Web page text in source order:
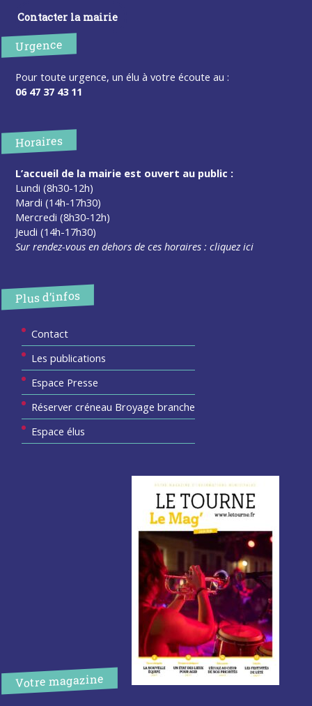
Contacter la mairie
Urgence
Pour toute urgence, un élu à votre écoute au :
06 47 37 43 11
Horaires
L’accueil de la mairie est ouvert au public :
Lundi (8h30-12h)
Mardi (14h-17h30)
Mercredi (8h30-12h)
Jeudi (14h-17h30)
Sur rendez-vous en dehors de ces horaires :cliquez ici
Plus d’infos
Contact
Les publications
Espace Presse
Réserver créneau Broyage branche
Espace élus
Votre magazine